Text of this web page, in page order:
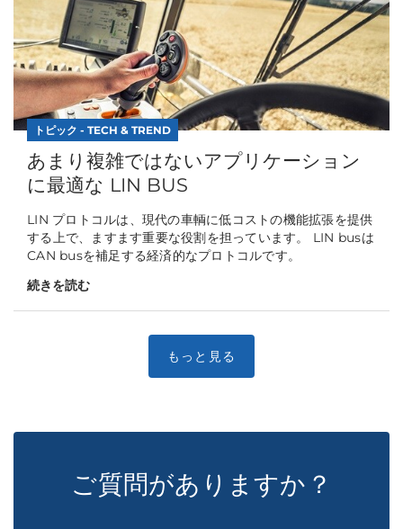
トピック - TECH & TREND
あまり複雑ではないアプリケーション
に最適な LIN BUS
LIN プロトコルは、現代の車輌に低コストの機能拡張を提供
する上で、ますます重要な役割を担っています。 LIN busは
CAN busを補足する経済的なプロトコルです。
続きを読む
ご質問がありますか？